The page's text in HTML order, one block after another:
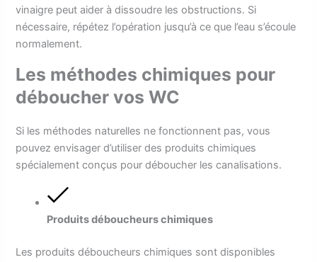
vinaigre peut aider à dissoudre les obstructions. Si
nécessaire, répétez l’opération jusqu’à ce que l’eau s’écoule
normalement.
Les méthodes chimiques pour
déboucher vos WC
Si les méthodes naturelles ne fonctionnent pas, vous
pouvez envisager d’utiliser des produits chimiques
spécialement conçus pour déboucher les canalisations.
Produits déboucheurs chimiques
Les produits déboucheurs chimiques sont disponibles